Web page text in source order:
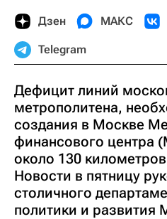
Дзен МАКС
Telegram
Дефицит линий
метрополитена,
создания в Москве
финансового центра
около 130
Новости в пятницу
столичного
политики и развития